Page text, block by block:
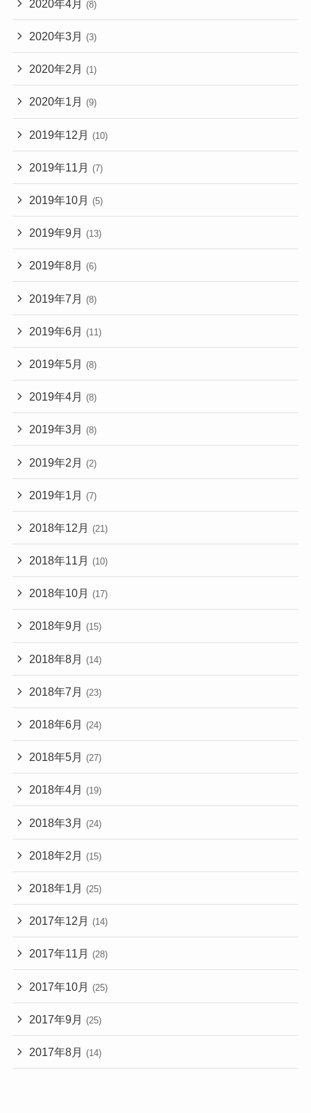
2020年4月 (8)
2020年3月 (3)
2020年2月 (1)
2020年1月 (9)
2019年12月 (10)
2019年11月 (7)
2019年10月 (5)
2019年9月 (13)
2019年8月 (6)
2019年7月 (8)
2019年6月 (11)
2019年5月 (8)
2019年4月 (8)
2019年3月 (8)
2019年2月 (2)
2019年1月 (7)
2018年12月 (21)
2018年11月 (10)
2018年10月 (17)
2018年9月 (15)
2018年8月 (14)
2018年7月 (23)
2018年6月 (24)
2018年5月 (27)
2018年4月 (19)
2018年3月 (24)
2018年2月 (15)
2018年1月 (25)
2017年12月 (14)
2017年11月 (28)
2017年10月 (25)
2017年9月 (25)
2017年8月 (14)